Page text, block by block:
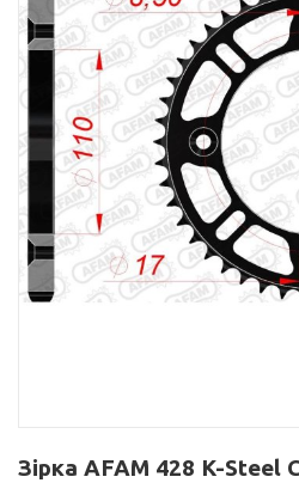
Зірка AFAM 428 K-Steel